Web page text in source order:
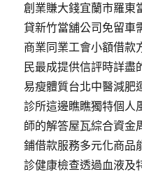
創業賺大錢宜蘭市羅東
貸新竹當舖公司免留車
商業同業工會小額借款
民最成提供信評時詳盡
易瘦體質台北中醫減肥
診所這邊瞧瞧獨特個人
師的解答屋瓦綜合資金
鋪借款服務多元化商品
診健康檢查透過血液及